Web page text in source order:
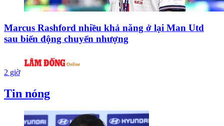
Marcus Rashford nhiều khả năng ở lại Man Utd
sau biến động chuyển nhượng
2 giờ
Tin nóng